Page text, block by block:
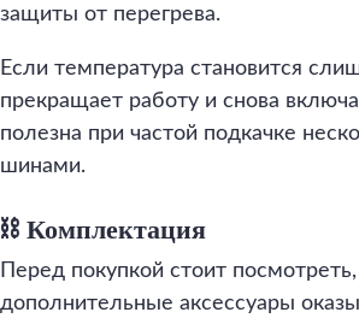
защиты от перегрева.
Если температура становится
прекращает работу и снова
полезна при частой подкачке
шинами.
⛓️ Комплектация
Перед покупкой стоит
дополнительные аксессуары